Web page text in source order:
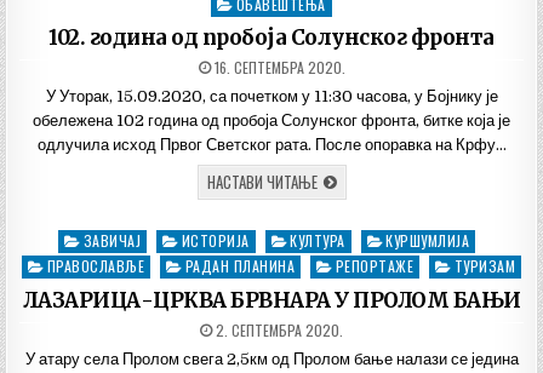
ОБАВЕШТЕЊА
102. година од пробоја Солунског фронта
ДАТУМ
ОБЈАВЉИВАЊА:
16. СЕПТЕМБРА 2020.
У Уторак, 15.09.2020, са почетком у 11:30 часова, у Бојнику је
обележена 102 година од пробоја Солунског фронта, битке која је
одлучила исход Првог Светског рата. После опоравка на Крфу…
НАСТАВИ ЧИТАЊЕ102.
ГОДИНА
ПРОБОЈА
СОЛУНСКОГ
ФРОНТА
Posted
in
ЗАВИЧАЈ ИСТОРИЈА КУЛТУРА
КУРШУМЛИЈА
ПРАВОСЛАВЉЕ
РАДАН ПЛАНИНА РЕПОРТАЖЕ ТУРИЗАМ
ЛАЗАРИЦА-ЦРКВА БРВНАРА У ПРОЛОМ БАЊИ
ДАТУМ
ОБЈАВЉИВАЊА:
2. СЕПТЕМБРА 2020.
У атару села Пролом свега 2,5км од Пролом бање налази се једина